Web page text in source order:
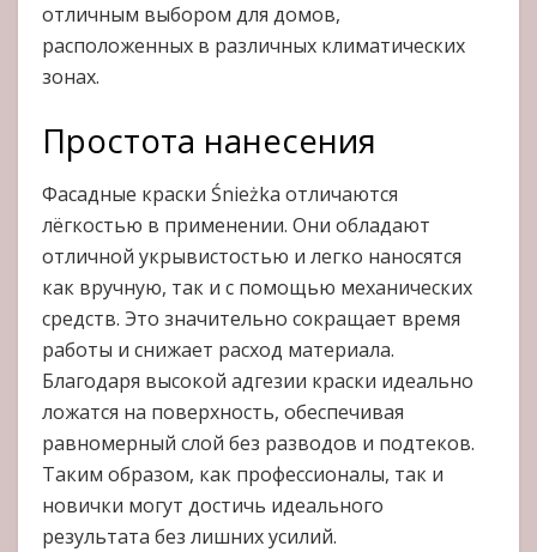
отличным выбором для домов,
расположенных в различных климатических
зонах.
Простота нанесения
Фасадные краски Śnieżka отличаются
лёгкостью в применении. Они обладают
отличной укрывистостью и легко наносятся
как вручную, так и с помощью механических
средств. Это значительно сокращает время
работы и снижает расход материала.
Благодаря высокой адгезии краски идеально
ложатся на поверхность, обеспечивая
равномерный слой без разводов и подтеков.
Таким образом, как профессионалы, так и
новички могут достичь идеального
результата без лишних усилий.